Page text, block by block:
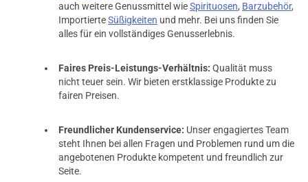
auch weitere Genussmittel wieSpirituosen, Barzubehör,
ImportierteSüßigkeiten und mehr. Bei uns finden Sie
alles für ein vollständiges Genusserlebnis.
Faires Preis-Leistungs-Verhältnis: Qualität muss
nicht teuer sein. Wir bieten erstklassige Produkte zu
fairen Preisen.
Freundlicher Kundenservice: Unser engagiertes Team
steht Ihnen bei allen Fragen und Problemen rund um die
angebotenen Produkte kompetent und freundlich zur
Seite.